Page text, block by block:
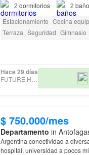
2 dormitorios 2
Estacionamiento Cocina
Terraza Seguridad Gimnasio
Hace 29 días
FUTURE HOME
$ 750.000/mes
Departamento in
Argentina conectividad a
hospital, universidad a pocos